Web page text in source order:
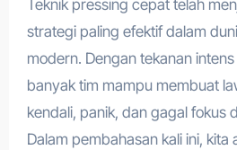
Teknik pressing cepat telah menjadi salah satu
strategi paling efektif dalam
modern. Dengan tekanan
banyak tim mampu membuat
kendali, panik, dan gagal fokus
Dalam pembahasan kali ini, kita